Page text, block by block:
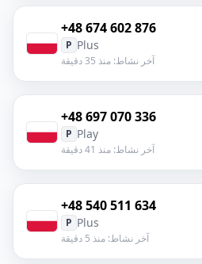
+48 674 602 876
P Plus
آخر نشاط: منذ 35 دقيقة
+48 697 070 336
P Play
آخر نشاط: منذ 41 دقيقة
+48 540 511 634
P Plus
آخر نشاط: منذ 5 دقيقة